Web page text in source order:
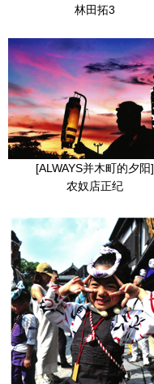
林田拓3
[ALWAYS并木町的夕阳]
农奴店正纪